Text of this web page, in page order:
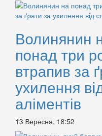
Волинянин
понад три
втрапив за
ухилення
аліментів
13 Вересня, 18:52